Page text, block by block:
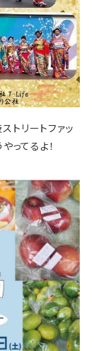
トリートファッ
ってるよ！